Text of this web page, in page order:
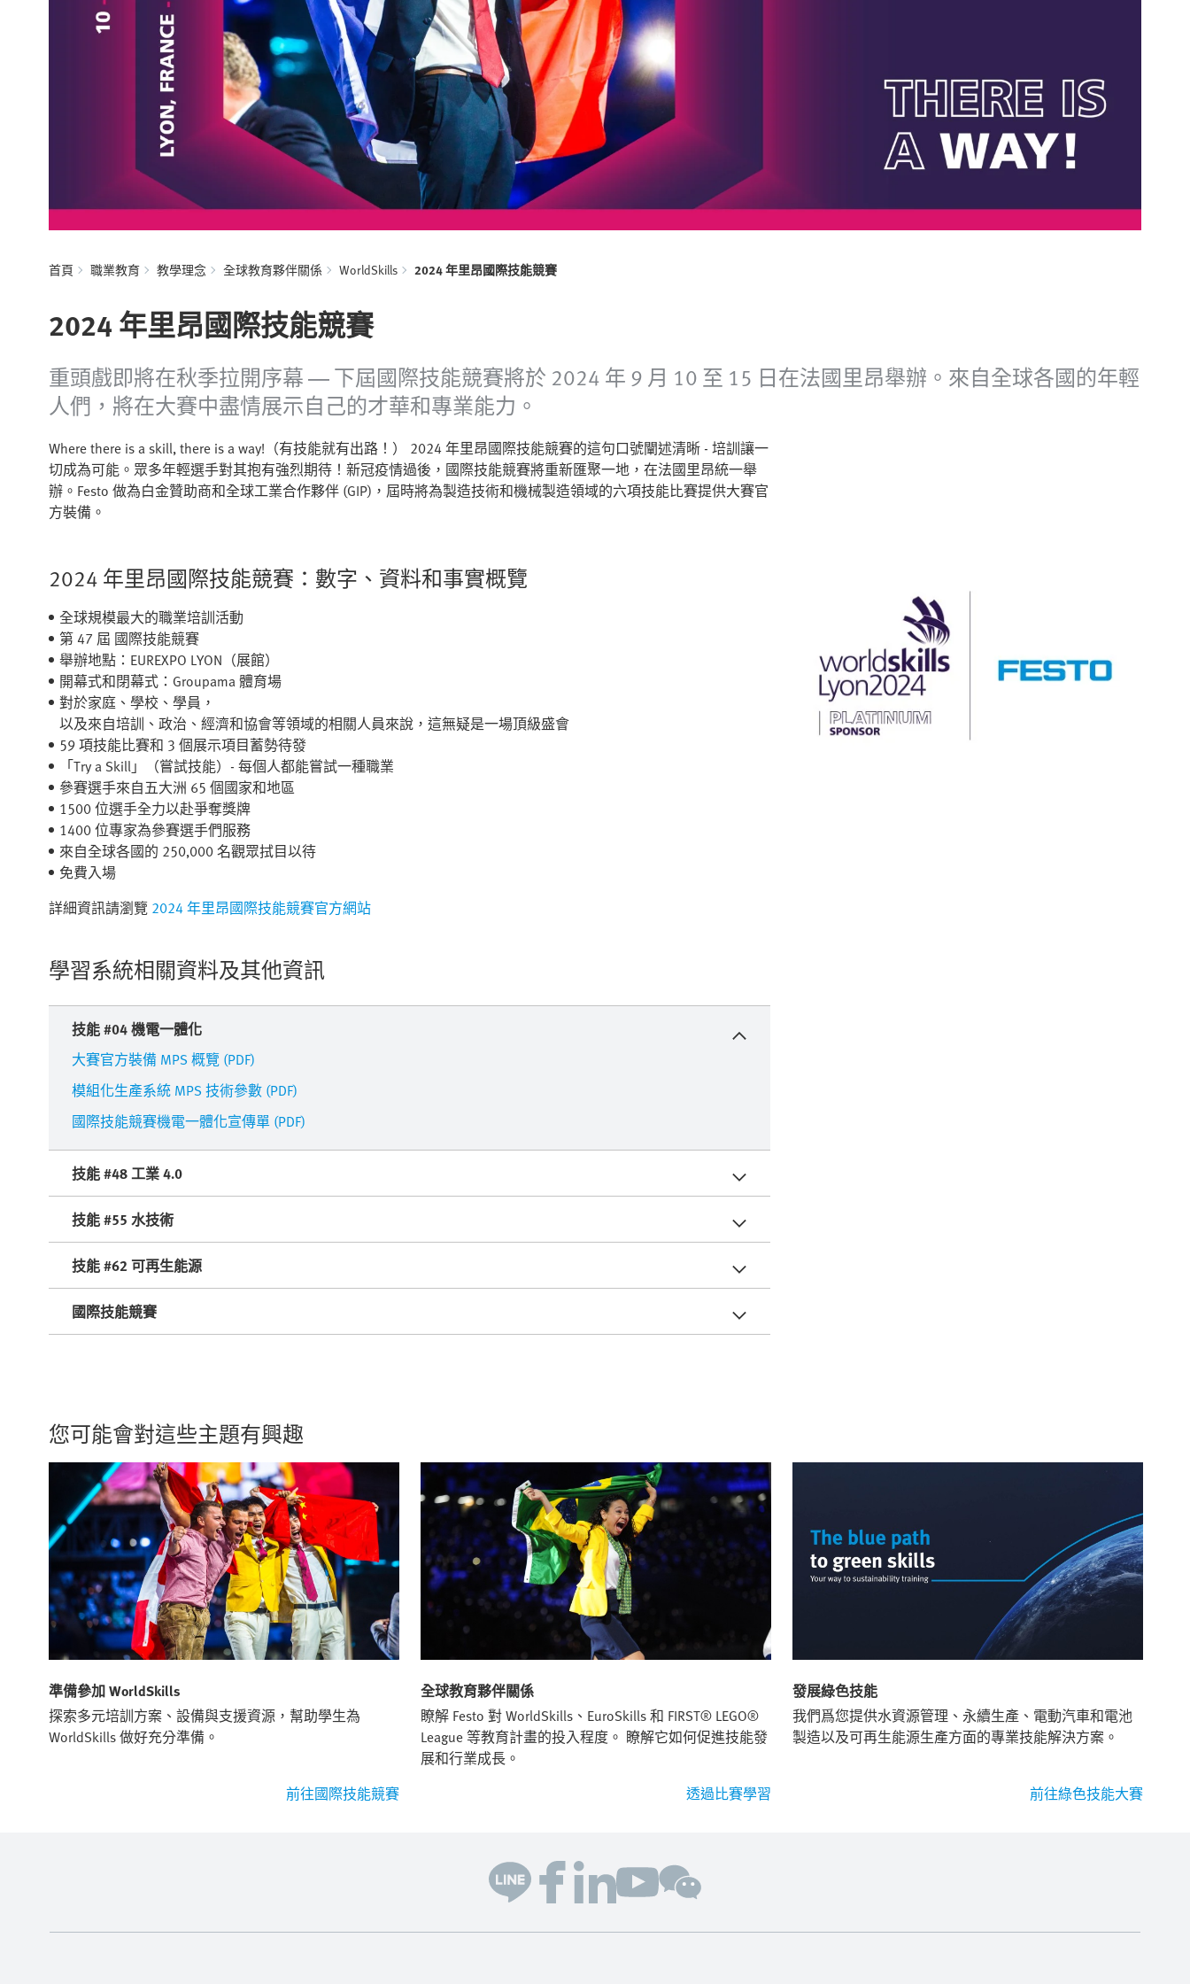
首頁 職業教育 教學理念 全球教育夥伴關係 WorldSkills 2024 年里昂國際技能競賽
2024 年里昂國際技能競賽
重頭戲即將在秋季拉開序幕 — 下屆國際技能競賽將於 2024 年 9 月 10 至 15 日在法國里昂舉辦。來自全球各國的年輕
人們，將在大賽中盡情展示自己的才華和專業能力。
Where there is a skill, there is a way!（有技能就有出路！） 2024 年里昂國際技能競賽的這句口號闡述清晰 - 培訓讓一
切成為可能。眾多年輕選手對其抱有強烈期待！新冠疫情過後，國際技能競賽將重新匯聚一地，在法國里昂統一舉
辦。Festo 做為白金贊助商和全球工業合作夥伴 (GIP)，屆時將為製造技術和機械製造領域的六項技能比賽提供大賽官
方裝備。
2024 年里昂國際技能競賽：數字、資料和事實概覽
全球規模最大的職業培訓活動
第 47 屆 國際技能競賽
舉辦地點：EUREXPO LYON（展館）
開幕式和閉幕式：Groupama 體育場
對於家庭、學校、學員，
以及來自培訓、政治、經濟和協會等領域的相關人員來說，這無疑是一場頂級盛會
59 項技能比賽和 3 個展示項目蓄勢待發
「Try a Skill」（嘗試技能）- 每個人都能嘗試一種職業
參賽選手來自五大洲 65 個國家和地區
1500 位選手全力以赴爭奪獎牌
1400 位專家為參賽選手們服務
來自全球各國的 250,000 名觀眾拭目以待
免費入場
詳細資訊請瀏覽 2024 年里昂國際技能競賽官方網站
學習系統相關資料及其他資訊
技能 #04 機電一體化
大賽官方裝備 MPS 概覽 (PDF)
模組化生產系統 MPS 技術參數 (PDF)
國際技能競賽機電一體化宣傳單 (PDF)
技能 #48 工業 4.0
技能 #55 水技術
技能 #62 可再生能源
國際技能競賽
您可能會對這些主題有興趣
準備參加 WorldSkills
探索多元培訓方案、設備與支援資源，幫助學生為
WorldSkills 做好充分準備。
前往國際技能競賽
全球教育夥伴關係
瞭解 Festo 對 WorldSkills、EuroSkills 和 FIRST® LEGO®
League 等教育計畫的投入程度。 瞭解它如何促進技能發
展和行業成長。
透過比賽學習
發展綠色技能
我們爲您提供水資源管理、永續生產、電動汽車和電池
製造以及可再生能源生產方面的專業技能解決方案。
前往綠色技能大賽